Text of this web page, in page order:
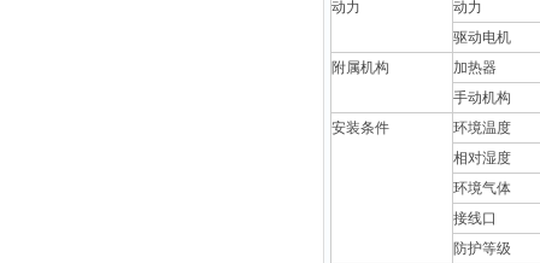
动力
动力
驱动电机
附属机构
加热器
手动机构
安装条件
环境温度
相对湿度
环境气体
接线口
防护等级